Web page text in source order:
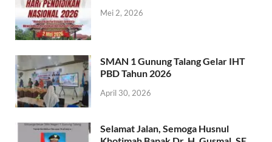
Mei 2, 2026
SMAN 1 Gunung Talang Gelar IHT
PBD Tahun 2026
April 30, 2026
Selamat Jalan, Semoga Husnul